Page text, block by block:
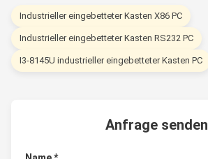
Industrieller eingebetteter Kasten X86 PC
Industrieller eingebetteter Kasten RS232 PC
I3-8145U industrieller eingebetteter Kasten PC
Anfrage senden